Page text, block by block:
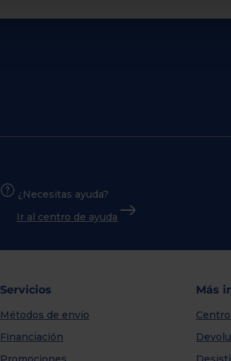
¿Necesitas ayuda?
Ir al centro de ayuda
Servicios
Métodos de envío
Financiación
Más